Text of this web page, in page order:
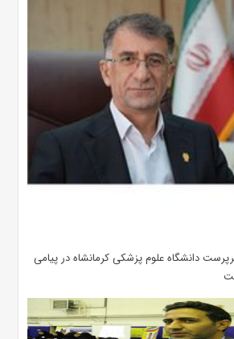
دانشگاه علوم پزشکی کرمانشاه در پیامی